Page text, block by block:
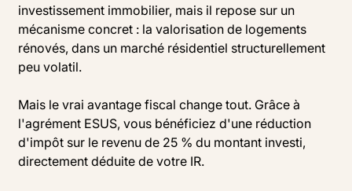
investissement immobilier, mais il repose sur un
mécanisme concret : la valorisation de logements
rénovés, dans un marché résidentiel structurellement
peu volatil.
Mais le vrai avantage fiscal change tout. Grâce à
l'agrément ESUS, vous bénéficiez d'une réduction
d'impôt sur le revenu de 25 % du montant investi,
directement déduite de votre IR.